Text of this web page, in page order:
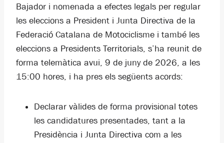
Bajador i nomenada a efectes legals per regular
les eleccions a President i Junta Directiva de la
Federació Catalana de Motociclisme i també les
eleccions a Presidents Territorials, s’ha reunit de
forma telemàtica avui, 9 de juny de 2026, a les
15:00 hores, i ha pres els següents acords:
Declarar vàlides de forma provisional totes
les candidatures presentades, tant a la
Presidència i Junta Directiva com a les